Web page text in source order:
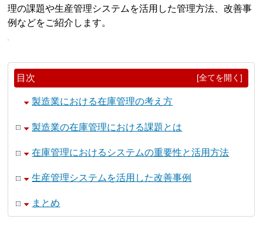
理の課題や生産管理システムを活用した管理方法、改善事
例などをご紹介します。
目次 [全てを開く]
製造業における在庫管理の考え方
製造業の在庫管理における課題とは
在庫管理におけるシステムの重要性と活用方法
生産管理システムを活用した改善事例
まとめ